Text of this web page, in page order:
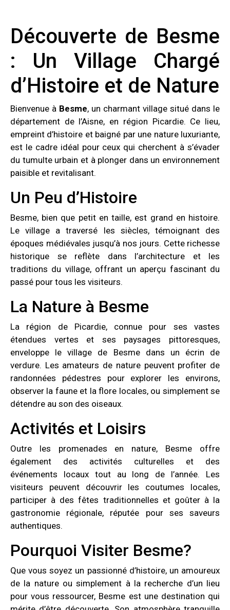
Découverte de Besme
: Un Village Chargé
d’Histoire et de Nature
Bienvenue à Besme, un charmant village situé dans le
département de l’Aisne, en région Picardie. Ce lieu,
empreint d’histoire et baigné par une nature luxuriante,
est le cadre idéal pour ceux qui cherchent à s’évader
du tumulte urbain et à plonger dans un environnement
paisible et revitalisant.
Un Peu d’Histoire
Besme, bien que petit en taille, est grand en histoire.
Le village a traversé les siècles, témoignant des
époques médiévales jusqu’à nos jours. Cette richesse
historique se reflète dans l’architecture et les
traditions du village, offrant un aperçu fascinant du
passé pour tous les visiteurs.
La Nature à Besme
La région de Picardie, connue pour ses vastes
étendues vertes et ses paysages pittoresques,
enveloppe le village de Besme dans un écrin de
verdure. Les amateurs de nature peuvent profiter de
randonnées pédestres pour explorer les environs,
observer la faune et la flore locales, ou simplement se
détendre au son des oiseaux.
Activités et Loisirs
Outre les promenades en nature, Besme offre
également des activités culturelles et des
événements locaux tout au long de l’année. Les
visiteurs peuvent découvrir les coutumes locales,
participer à des fêtes traditionnelles et goûter à la
gastronomie régionale, réputée pour ses saveurs
authentiques.
Pourquoi Visiter Besme?
Que vous soyez un passionné d’histoire, un amoureux
de la nature ou simplement à la recherche d’un lieu
pour vous ressourcer, Besme est une destination qui